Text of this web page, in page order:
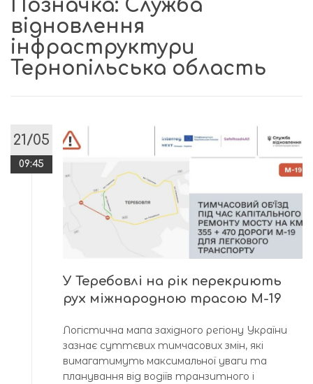
Позначка: Служба
відновлення
інфраструктури
Тернопільська область
21/05
09:45
У Теребовлі на рік перекриють
рух міжнародною трасою М-19
Логістична мапа західного регіону України
зазнає суттєвих тимчасових змін, які
вимагатимуть максимальної уваги та
планування від водіїв транзитного і